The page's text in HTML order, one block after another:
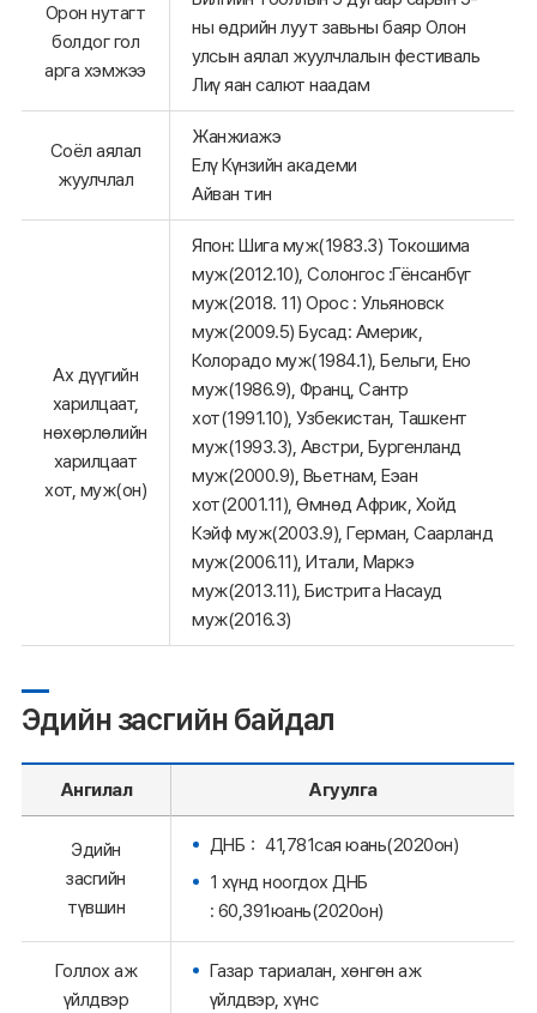
Орон нутагт
болдог гол
арга хэмжээ
ны өдрийн луут завьны баяр Олон
улсын аялал жуулчлалын фестиваль
Лиү яан салют наадам
Соёл аялал
жуулчлал
Жанжиажэ
Елү Күнзийн академи
Айван тин
Ах дүүгийн
харилцаат,
нөхөрлөлийн
харилцаат
хот, муж(он)
Япон: Шига муж(1983.3) Токошима
муж(2012.10), Солонгос :Гёнсанбүг
муж(2018. 11) Орос : Ульяновск
муж(2009.5) Бусад: Америк,
Колорадо муж(1984.1), Бельги, Ено
муж(1986.9), Франц, Сантр
хот(1991.10), Узбекистан, Ташкент
муж(1993.3), Австри, Бургенланд
муж(2000.9), Вьетнам, Еэан
хот(2001.11), Өмнөд Африк, Хойд
Кэйф муж(2003.9), Герман, Саарланд
муж(2006.11), Итали, Маркэ
муж(2013.11), Бистрита Насауд
муж(2016.3)
Эдийн засгийн байдал
Ангилал Агуулга
Эдийн
засгийн
түвшин
ДНБ： 41,781сая юань(2020он)
1 хүнд ноогдох ДНБ
: 60,391юань(2020он)
Голлох аж
үйлдвэр
Газар тариалан, хөнгөн аж
үйлдвэр, хүнс